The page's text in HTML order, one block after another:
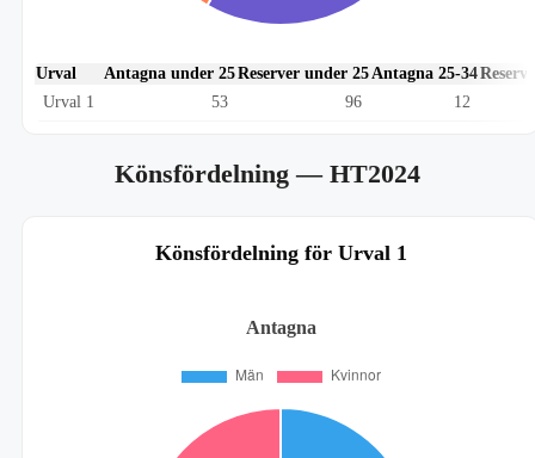
Urval Antagna under 25Reserver under 25 Antagna 25-34
Urval 1
53 96 12
Könsfördelning— HT2024
Könsfördelning för Urval 1
Antagna